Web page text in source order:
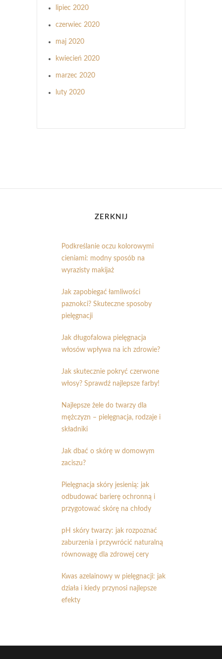
lipiec 2020
czerwiec 2020
maj 2020
kwiecień 2020
marzec 2020
luty 2020
ZERKNIJ
Podkreślanie oczu kolorowymi
cieniami: modny sposób na
wyrazisty makijaż
Jak zapobiegać łamliwości
paznokci? Skuteczne sposoby
pielęgnacji
Jak długofalowa pielęgnacja
włosów wpływa na ich zdrowie?
Jak skutecznie pokryć czerwone
włosy? Sprawdź najlepsze farby!
Najlepsze żele do twarzy dla
mężczyzn – pielęgnacja, rodzaje i
składniki
Jak dbać o skórę w domowym
zaciszu?
Pielęgnacja skóry jesienią: jak
odbudować barierę ochronną i
przygotować skórę na chłody
pH skóry twarzy: jak rozpoznać
zaburzenia i przywrócić naturalną
równowagę dla zdrowej cery
Kwas azelainowy w pielęgnacji: jak
działa i kiedy przynosi najlepsze
efekty